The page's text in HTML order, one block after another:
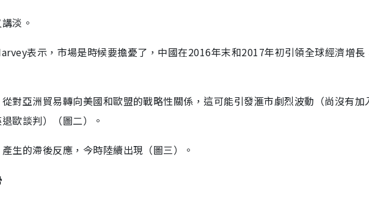
淡。
表示，市場是時候要擔憂了，中國在2016年末和2017年初引領全球經濟增長
對亞洲貿易轉向美國和歐盟的戰略性關係，這可能引發滙市劇烈波動（尚沒有加
歐談判）（圖二）。
生的滯後反應，今時陸續出現（圖三）。